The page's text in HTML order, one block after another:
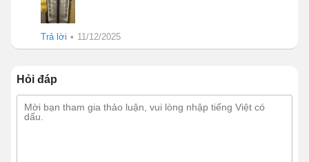
Tủ bảo quản rượu 2 cánh 2CMDD-1038L sở hữu thiết
kế hiện đại với sự kết hợp giữa hợp kim cao cấp sơn
tĩnh điện đen và kính cường lực trong suốt. Phần kính
giúp chống đọng sương, ngăn chặn sự ảnh hưởng của
nhiệt độ đến chất lượng rượu.
Trả lời • 11/12/2025
Hỏi đáp